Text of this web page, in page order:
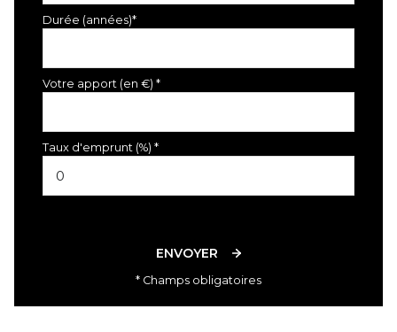
Durée (années)*
Votre apport (en €) *
Taux d'emprunt (%) *
ENVOYER
* Champs obligatoires